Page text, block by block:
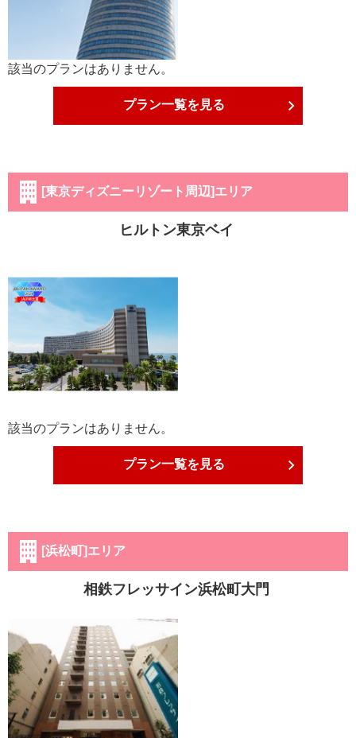
該当のプランはありません。
プラン一覧を見る
[東京ディズニーリゾート周辺]エリア
ヒルトン東京ベイ
該当のプランはありません。
プラン一覧を見る
[浜松町]エリア
相鉄フレッサイン浜松町大門